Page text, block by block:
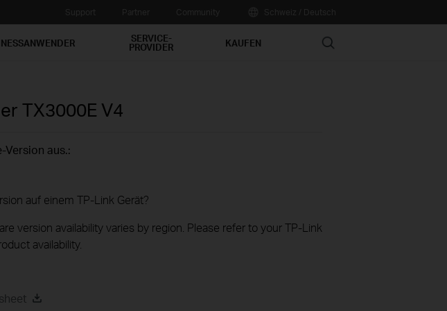
SERVICE-
PROVIDER KAUFEN Search
TX3000E V4
Version aus.:
auf einem TP-Link Gerät?
version availability varies by region. Please refer to your TP-Link
availability.